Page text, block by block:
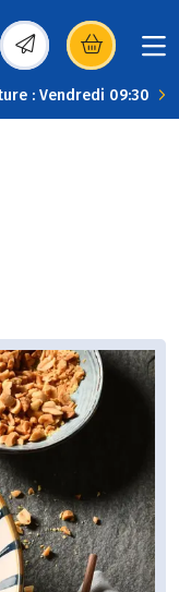
(s’ouvre dans une
: Vendredi 09:30